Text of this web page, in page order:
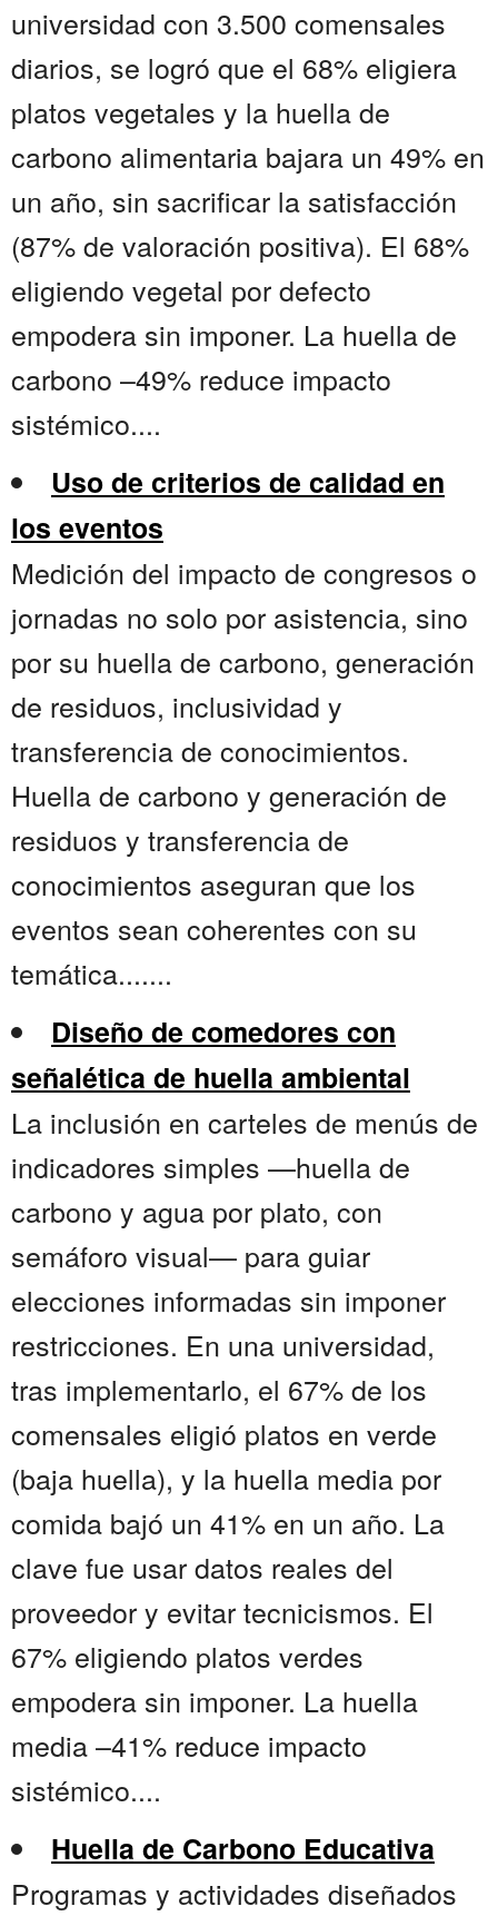
universidad con 3.500 comensales
diarios, se logró que el 68% eligiera
platos vegetales y la huella de
carbono alimentaria bajara un 49% en
un año, sin sacrificar la satisfacción
(87% de valoración positiva). El 68%
eligiendo vegetal por defecto
empodera sin imponer. La huella de
carbono –49% reduce impacto
sistémico....
Uso de criterios de calidad en
los eventos
Medición del impacto de congresos o
jornadas no solo por asistencia, sino
por su huella de carbono, generación
de residuos, inclusividad y
transferencia de conocimientos.
Huella de carbono y generación de
residuos y transferencia de
conocimientos aseguran que los
eventos sean coherentes con su
temática.......
Diseño de comedores con
señalética de huella ambiental
La inclusión en carteles de menús de
indicadores simples —huella de
carbono y agua por plato, con
semáforo visual— para guiar
elecciones informadas sin imponer
restricciones. En una universidad,
tras implementarlo, el 67% de los
comensales eligió platos en verde
(baja huella), y la huella media por
comida bajó un 41% en un año. La
clave fue usar datos reales del
proveedor y evitar tecnicismos. El
67% eligiendo platos verdes
empodera sin imponer. La huella
media –41% reduce impacto
sistémico....
Huella de Carbono Educativa
Programas y actividades diseñados